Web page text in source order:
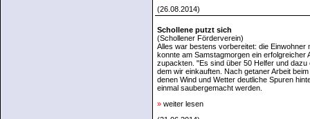
(26.08.2014)
Schollene putzt sich
(Schollener Förderverein)
Alles war bestens vorbereitet: die
konnte am Samstagmorgen ein
zupackten. "Es sind über 50 Helfer und
dem wir einkauften. Nach getaner Arbeit
denen Wind und Wetter deutliche Spuren
einmal saubergemacht werden.
» weiter lesen